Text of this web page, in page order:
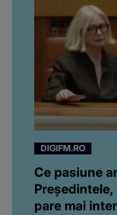
DIGIFM.RO
Ce pasiune
pare mai